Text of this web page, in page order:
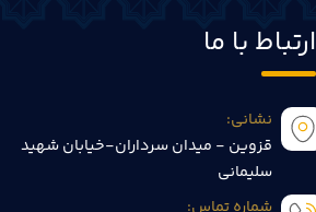
ارتباط با ما
نشانی:
قزوین - میدان سرداران-خیابان شهید
سلیمانی